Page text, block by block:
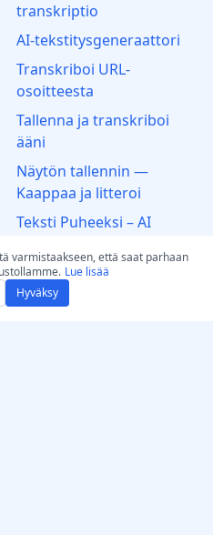
transkriptio
AI-tekstitysgeneraattori
Transkriboi URL-
osoitteesta
Tallenna ja transkriboi
ääni
Näytön tallennin —
Kaappaa ja litteroi
Teksti Puheeksi – AI
Humanisoi tekoäly – Tee
tekstistä luonnollista
varmistaakseen, että saat parhaan
Lue lisää
Hyväksy